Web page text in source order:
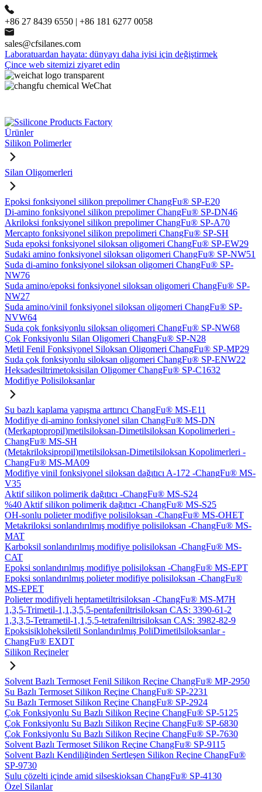
+86 27 8439 6550 | +86 181 6277 0058
sales@cfsilanes.com
Laboratuardan hayata: dünyayı daha iyisi için değiştirmek
Çince web sitemizi ziyaret edin
Ürünler
Silikon Polimerler
Silan Oligomerleri
Epoksi fonksiyonel silikon prepolimer ChangFu® SP-E20
Di-amino fonksiyonel silikon prepolimer ChangFu® SP-DN46
Akriloksi fonksiyonel silikon prepolimer ChangFu® SP-A70
Mercapto fonksiyonel silikon prepolimeri ChangFu® SP-SH
Suda epoksi fonksiyonel siloksan oligomeri ChangFu® SP-EW29
Sudaki amino fonksiyonel siloksan oligomeri ChangFu® SP-NW51
Suda di-amino fonksiyonel siloksan oligomeri ChangFu® SP-
NW76
Suda amino/epoksi fonksiyonel siloksan oligomeri ChangFu® SP-
NW27
Suda amino/vinil fonksiyonel siloksan oligomeri ChangFu® SP-
NVW64
Suda çok fonksiyonlu siloksan oligomeri ChangFu® SP-NW68
Çok Fonksiyonlu Silan Oligomeri ChangFu® SP-N28
Metil Fenil Fonksiyonel Siloksan Oligomeri ChangFu® SP-MP29
Suda çok fonksiyonlu siloksan oligomeri ChangFu® SP-ENW22
Heksadesiltrimetoksisilan Oligomer ChangFu® SP-C1632
Modifiye Polisiloksanlar
Su bazlı kaplama yapışma arttırıcı ChangFu® MS-E11
Modifiye di-amino fonksiyonel silan ChangFu® MS-DN
(Merkaptopropil)metilsiloksan-Dimetilsiloksan Kopolimerleri -
ChangFu® MS-SH
(Metakriloksipropil)metilsiloksan-Dimetilsiloksan Kopolimerleri -
ChangFu® MS-MA09
Modifiye vinil fonksiyonel siloksan dağıtıcı A-172 -ChangFu® MS-
V35
Aktif silikon polimerik dağıtıcı -ChangFu® MS-S24
%40 Aktif silikon polimerik dağıtıcı -ChangFu® MS-S25
OH-sonlu polieter modifiye polisiloksan -ChangFu® MS-OHET
Metakriloksi sonlandırılmış modifiye polisiloksan -ChangFu® MS-
MAT
Karboksil sonlandırılmış modifiye polisiloksan -ChangFu® MS-
CAT
Epoksi sonlandırılmış modifiye polisiloksan -ChangFu® MS-EPT
Epoksi sonlandırılmış polieter modifiye polisiloksan -ChangFu®
MS-EPET
Polieter modifiyeli heptametiltrisiloksan -ChangFu® MS-M7H
1,3,5-Trimetil-1,1,3,5,5-pentafeniltrisiloksan CAS: 3390-61-2
1,3,3,5-Tetrametil-1,1,5,5-tetrafeniltrisiloksan CAS: 3982-82-9
Epoksisikloheksiletil Sonlandırılmış PoliDimetilsiloksanlar -
ChangFu® EXDT
Silikon Reçineler
Solvent Bazlı Termoset Fenil Silikon Reçine ChangFu® MP-2950
Su Bazlı Termoset Silikon Reçine ChangFu® SP-2231
Su Bazlı Termoset Silikon Reçine ChangFu® SP-2924
Çok Fonksiyonlu Su Bazlı Silikon Reçine ChangFu® SP-5125
Çok Fonksiyonlu Su Bazlı Silikon Reçine ChangFu® SP-6830
Çok Fonksiyonlu Su Bazlı Silikon Reçine ChangFu® SP-7630
Solvent Bazlı Termoset Silikon Reçine ChangFu® SP-9115
Solvent Bazlı Kendiliğinden Sertleşen Silikon Reçine ChangFu®
SP-9730
Sulu çözelti içinde amid silseskioksan ChangFu® SP-4130
Özel Silanlar